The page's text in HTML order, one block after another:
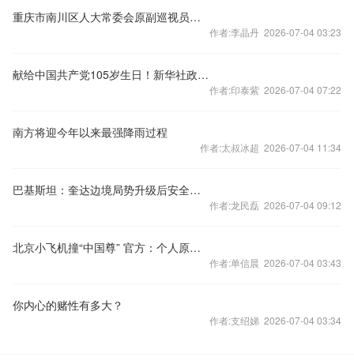
重庆市南川区人大常委会原副巡视员邓昭军被开除党籍
作者:李晶丹 2026-07-04 03:23
献给中国共产党105岁生日！新华社政论片播出
作者:印泰紫 2026-07-04 07:22
南方将迎今年以来最强降雨过程
作者:太叔冰超 2026-07-04 11:34
巴基斯坦：奎达边境局势升级后安全状况
作者:龙民磊 2026-07-04 09:12
北京小飞机撞“中国尊” 官方：个人原因造成危害公共安全案件
作者:单信晨 2026-07-04 03:43
你内心的赌性有多大？
作者:支绍娣 2026-07-04 03:34